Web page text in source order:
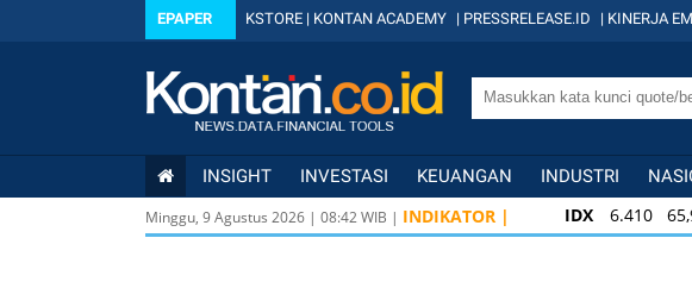
EPAPER KSTORE | KONTAN ACADEMY | PRESSRELEASE.ID | KINERJA
INSIGHT INVESTASI KEUANGAN INDUSTRI
Minggu, 9 Agustus 2026 | 08:42WIB | INDIKATOR | IDX 6.410
KOMPAS100